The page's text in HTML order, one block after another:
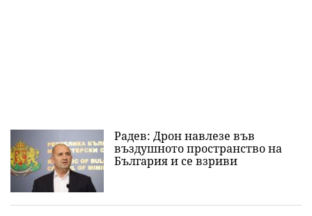
Радев: Дрон навлезе във
въздушното пространство на
България и се взриви